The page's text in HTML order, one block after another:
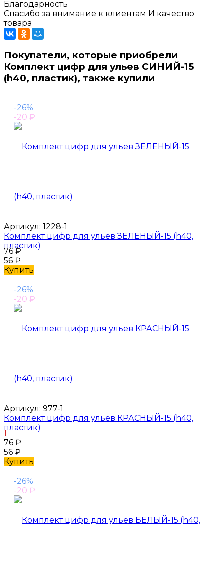
Благодарность
Спасибо за внимание к клиентам И качество
товара
Покупатели, которые приобрели
Комплект цифр для ульев СИНИЙ-15
(h40, пластик), также купили
-26%
-20 ₽
Артикул: 1228-1
Комплект цифр для ульев ЗЕЛЕНЫЙ-15 (h40,
пластик)
76₽
56 ₽
Купить
-26%
-20 ₽
Артикул: 977-1
Комплект цифр для ульев КРАСНЫЙ-15 (h40,
пластик)
1
76 ₽
56 ₽
Купить
-26%
-20 ₽